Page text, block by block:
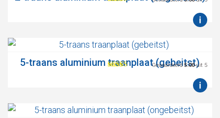
5-traans aluminium traanplaat (gebeitst)
Gewaardeerd5.00uit 5